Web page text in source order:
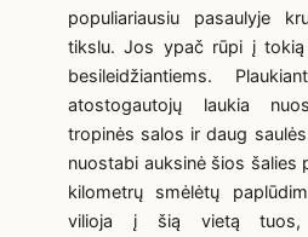
populiariausiu pasaulyje
tikslu. Jos ypač rūpi į tokią
besileidžiantiems.
atostogautojų laukia
tropinės salos ir daug
nuostabi auksinė šios šalies
kilometrų smėlėtų
vilioja į šią vietą tuos,